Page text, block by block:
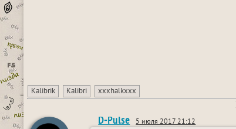
Kalibrik Kalibri xxxhalkxxx
D-Pulse 5 июля 2017 21:12